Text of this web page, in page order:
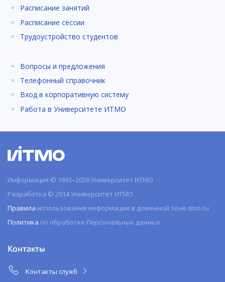
Расписание занятий
Расписание сессии
Трудоустройство студентов
Вопросы и предложения
Телефонный справочник
Вход в корпоративную систему
Работа в Университете ИТМО
Информация © 1993–2026 Университет ИТМО
Разработка © 2014 Университет ИТМО
Правила использования информации в доменной зоне itmo.ru
Политика по обработке Персональных данных
Контакты
Контакты служб